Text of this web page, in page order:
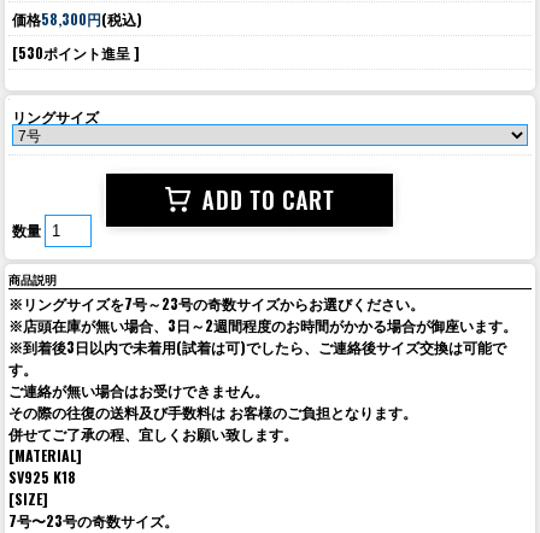
価格58,300円(税込)
[530ポイント進呈 ]
リングサイズ
数量
商品説明
※リングサイズを7号～23号の奇数サイズからお選びください。
※店頭在庫が無い場合、3日～2週間程度のお時間がかかる場合が御座います。
※到着後3日以内で未着用(試着は可)でしたら、ご連絡後サイズ交換は可能で
す。
ご連絡が無い場合はお受けできません。
その際の往復の送料及び手数料は お客様のご負担となります。
併せてご了承の程、宜しくお願い致します。
[MATERIAL]
SV925 K18
[SIZE]
7号〜23号の奇数サイズ。